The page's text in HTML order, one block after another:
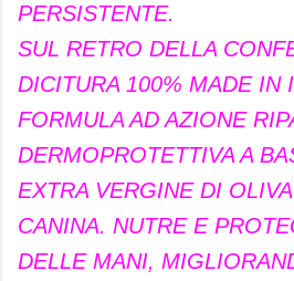
PERSISTENTE.
SUL RETRO DELLA
DICITURA 100% MADE IN
FORMULA AD AZIONE
DERMOPROTETTIVA A
EXTRA VERGINE DI
CANINA. NUTRE E
DELLE MANI,